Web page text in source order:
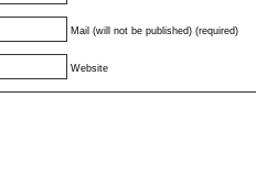
Mail (will not be published) (required)
Website